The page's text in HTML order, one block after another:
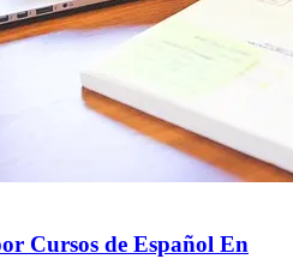
Cursos de Español En